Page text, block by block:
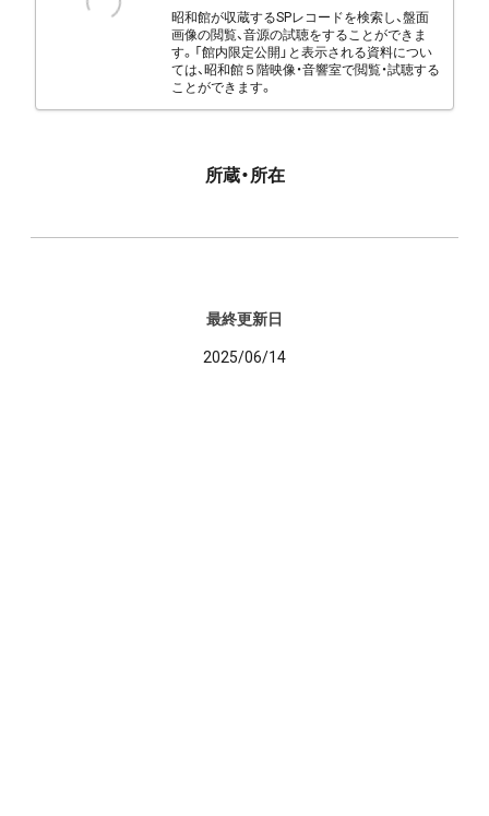
昭和館が収蔵するSPレコードを検索し、盤面
画像の閲覧、音源の試聴をすることができま
す。「館内限定公開」と表示される資料につい
ては、昭和館５階映像・音響室で閲覧・試聴する
ことができます。
所蔵・所在
最終更新日
2025/06/14